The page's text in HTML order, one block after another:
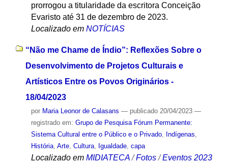
prorrogou a titularidade da escritora Conceição
Evaristo até 31 de dezembro de 2023.
Localizado em NOTÍCIAS
“Não me Chame de Índio”: Reflexões Sobre o
Desenvolvimento de Projetos Culturais e
Artísticos Entre os Povos Originários -
18/04/2023
por Maria Leonor de Calasans — publicado20/04/2023 —
registrado em: Grupo de Pesquisa Fórum Permanente:
Sistema Cultural entre o Público e o Privado, Indígenas,
História, Arte, Cultura, Igualdade, capa
Localizado em MIDIATECA /Fotos /Eventos 2023